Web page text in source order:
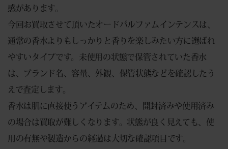
感があります。
今回お買取させて頂いたオードパルファムインテンスは、
通常の香水よりもしっかりと香りを楽しみたい方に選ばれ
やすいタイプです。未使用の状態で保管されていた香水
は、ブランド名、容量、外観、保管状態などを確認したう
えで査定します。
香水は肌に直接使うアイテムのため、開封済みや使用済み
の場合は買取が難しくなります。状態が良く見えても、使
用の有無や製造からの経過は大切な確認項目です。